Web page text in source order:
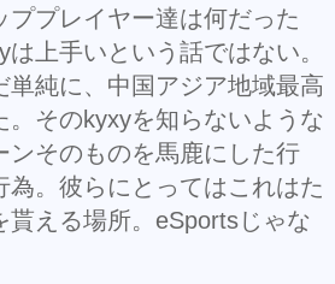
プレイヤー達は何だった
上手いという話ではない。
純に、中国アジア地域最高
そのkyxyを知らないような
ンそのものを馬鹿にした行
。彼らにとってはこれはた
える場所。eSportsじゃな